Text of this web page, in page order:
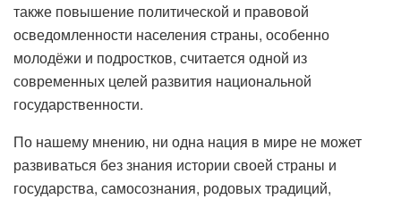
также повышение политической и правовой
осведомленности населения страны, особенно
молодёжи и подростков, считается одной из
современных целей развития национальной
государственности.
По нашему мнению, ни одна нация в мире не может
развиваться без знания истории своей страны и
государства, самосознания, родовых традиций,